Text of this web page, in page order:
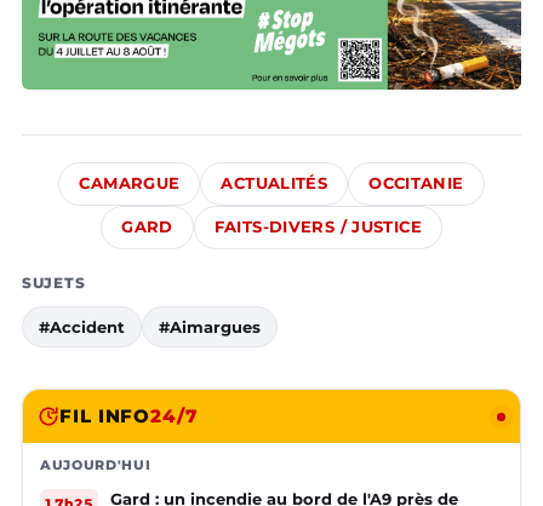
CAMARGUE ACTUALITÉS OCCITANIE
GARD FAITS-DIVERS / JUSTICE
SUJETS
#Accident #Aimargues
FIL INFO24/7
AUJOURD'HUI
Gard : un incendie au bord de l'A9 près de